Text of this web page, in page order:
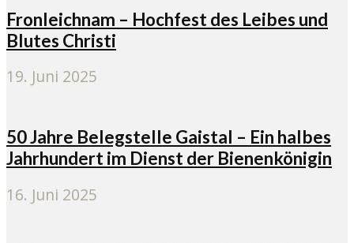
Fronleichnam – Hochfest des Leibes und
Blutes Christi
19. Juni 2025
50 Jahre Belegstelle Gaistal – Ein halbes
Jahrhundert im Dienst der Bienenkönigin
16. Juni 2025